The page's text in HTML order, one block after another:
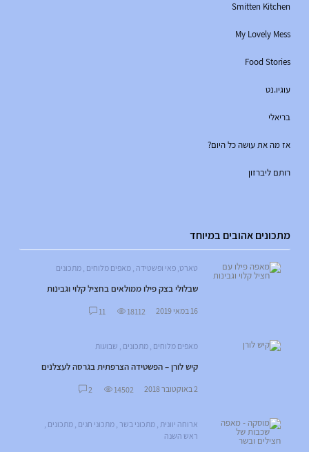
Smitten Kitchen
My Lovely Mess
Food Stories
עוגיו.נט
בריאלי
אז מה את עושה כל היום?
רותם ליברזון
מתכונים אהובים במיוחד
טארט, פאי ופשטידה ,מאפים מלוחים ,מתכונים
שבלולי בצק פילו ממולאים בחציל קלוי וגבינות
16 במאי 2019 18112
11
מאפים מלוחים ,מתכונים , שבועות
קיש לורן – הפשטידה הצרפתית בגרסה לעצלנים
2 באוקטובר 2018 14502
2
ארוחה יוונית ,מתכוני בשר ,מתכוני חגים ,מתכונים ,
ראש השנה